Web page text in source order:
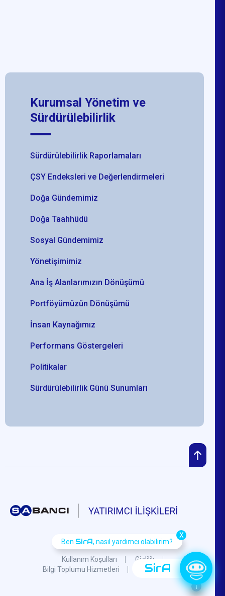
Kurumsal Yönetim ve
Sürdürülebilirlik
Sürdürülebilirlik Raporlamaları
ÇSY Endeksleri ve Değerlendirmeleri
Doğa Gündemimiz
Doğa Taahhüdü
Sosyal Gündemimiz
Yönetişimimiz
Ana İş Alanlarımızın Dönüşümü
Portföyümüzün Dönüşümü
İnsan Kaynağımız
Performans Göstergeleri
Politikalar
Sürdürülebilirlik Günü Sunumları
Kullanım Koşulları
Gizlilik
Bilgi Toplumu Hizmetleri
KVKK S.S.S.
SirA
Ben SirA, nasıl yardımcı olabilirim?
X
i